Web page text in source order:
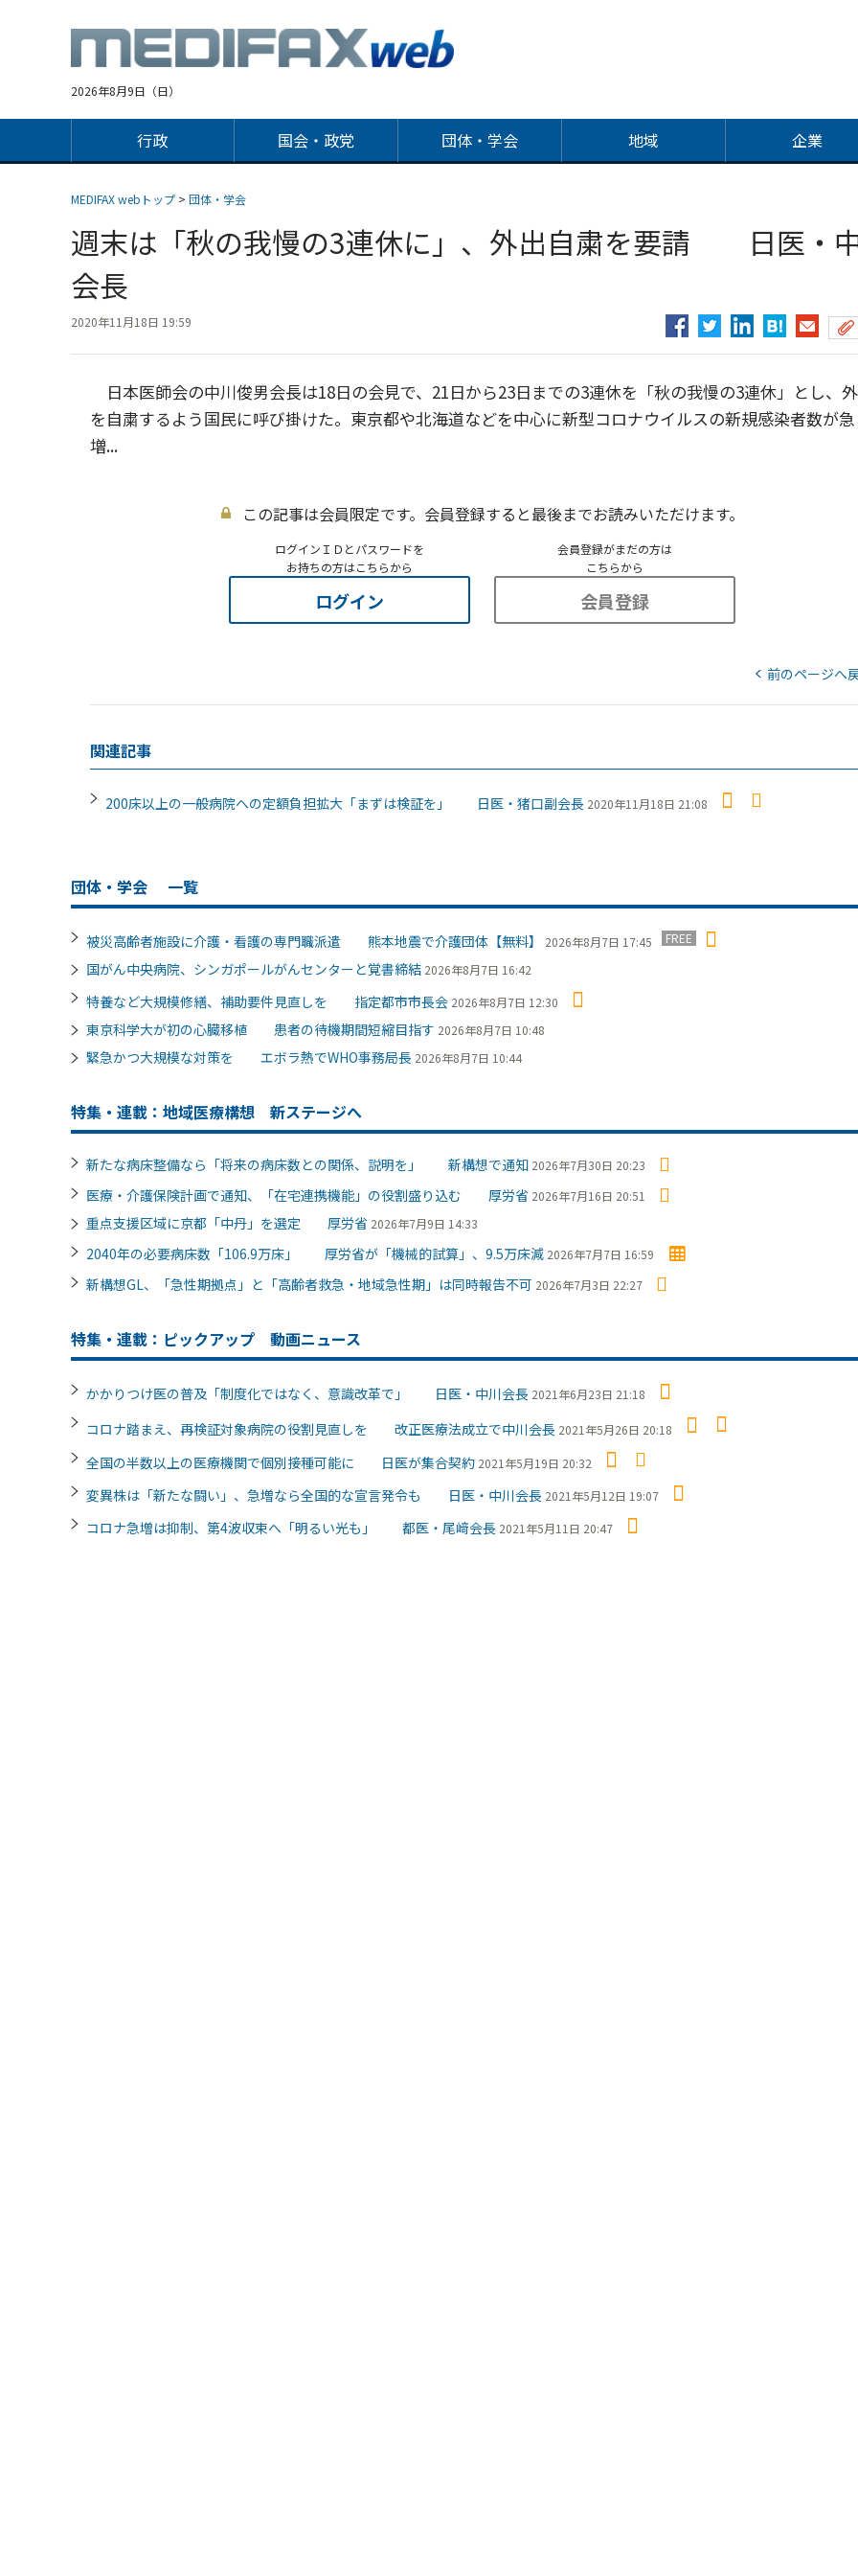
2026年8月9日（日）
行政 国会・政党 団体・学会 地域 企業
MEDIFAX webトップ > 団体・学会
週末は「秋の我慢の3連休に」、外出自粛を要請 日医・
会長
2020年11月18日 19:59
日本医師会の中川俊男会長は18日の会見で、21日から23日までの3連休を「秋の我慢の3連休」とし、
を自粛するよう国民に呼び掛けた。東京都や北海道などを中心に新型コロナウイルスの新規感染者数が急
増...
この記事は会員限定です。会員登録すると最後までお読みいただけます。
ログインＩＤとパスワードを
お持ちの方はこちらから
ログイン
会員登録がまだの方は
こちらから
会員登録
前のページへ
関連記事
200床以上の一般病院への定額負担拡大「まずは検証を」 日医・猪口副会長 2020年11月18日 21:08
団体・学会 一覧
被災高齢者施設に介護・看護の専門職派遣 熊本地震で介護団体【無料】 2026年8月7日 17:45 FREE
国がん中央病院、シンガポールがんセンターと覚書締結 2026年8月7日 16:42
特養など大規模修繕、補助要件見直しを 指定都市市長会 2026年8月7日 12:30
東京科学大が初の心臓移植 患者の待機期間短縮目指す 2026年8月7日 10:48
緊急かつ大規模な対策を エボラ熱でWHO事務局長 2026年8月7日 10:44
特集・連載：地域医療構想 新ステージへ
新たな病床整備なら「将来の病床数との関係、説明を」 新構想で通知 2026年7月30日 20:23
医療・介護保険計画で通知、「在宅連携機能」の役割盛り込む 厚労省 2026年7月16日 20:51
重点支援区域に京都「中丹」を選定 厚労省 2026年7月9日 14:33
2040年の必要病床数「106.9万床」 厚労省が「機械的試算」、9.5万床減 2026年7月7日 16:59
新構想GL、「急性期拠点」と「高齢者救急・地域急性期」は同時報告不可 2026年7月3日 22:27
特集・連載：ピックアップ 動画ニュース
かかりつけ医の普及「制度化ではなく、意識改革で」 日医・中川会長 2021年6月23日 21:18
コロナ踏まえ、再検証対象病院の役割見直しを 改正医療法成立で中川会長 2021年5月26日 20:18
全国の半数以上の医療機関で個別接種可能に 日医が集合契約 2021年5月19日 20:32
変異株は「新たな闘い」、急増なら全国的な宣言発令も 日医・中川会長 2021年5月12日 19:07
コロナ急増は抑制、第4波収束へ「明るい光も」 都医・尾﨑会長 2021年5月11日 20:47